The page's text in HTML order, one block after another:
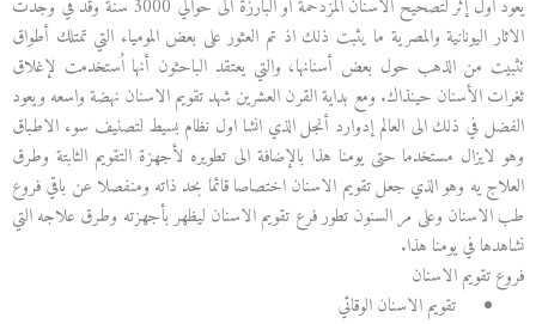
يعود اول إثر لتصحيح الاسنان المزدحمة او البارزة الى حوالي 3000 سنة وقد في وجدت
الاثار اليونانية والمصرية ما يثبت ذلك اذ تم العثور على بعض المومياء التي تمتلك أطواق
تثبيت من الذهب حول بعض أسنانها، والتي يعتقد الباحثون أنها اُستخدمت لإغلاق
ثغرات الأسنان حينذاك. ومع بداية القرن العشرين شهد تقويم الاسنان نهضة واسعه ويعود
الفضل في ذلك الى العالم إدوارد أنجل الذي انشا اول نظام بسيط لتصنيف سوء الاطباق
وهو لايزال مستخدما حتى يومنا هذا بالإضافة الى تطويره لأجهزة التقويم الثابتة وطرق
العلاج يه وهو الذي جعل تقويم الاسنان اختصاصا قائما بحد ذاته ومنفصلا عن باقي فروع
طب الاسنان وعلى مر السنون تطور فرع تقويم الاسنان ليظهر بأجهزته وطرق علاجه التي
نشاهدها في يومنا هذا.
فروع تقويم الاسنان
تقويم الاسنان الوقائي